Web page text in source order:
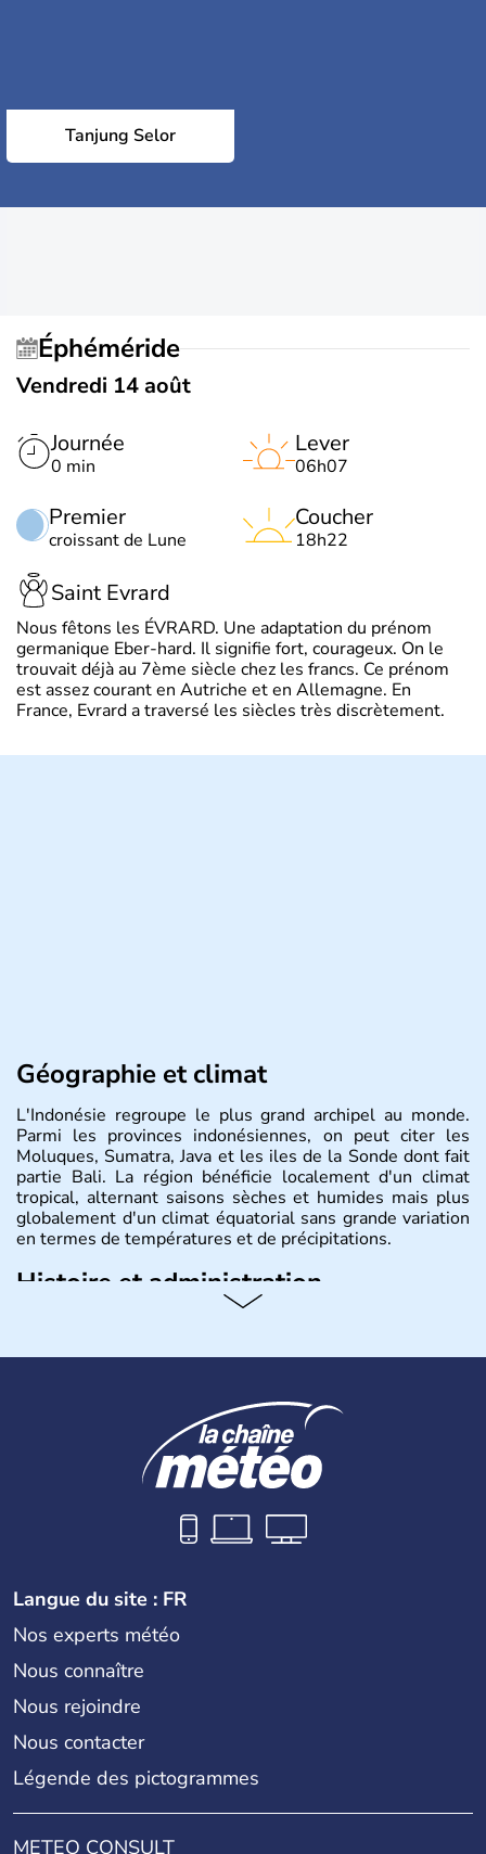
Tanjung Selor
Éphéméride
Vendredi 14 août
Journée
0 min
Premier
croissant de Lune
Lever
06h07
Coucher
18h22
Saint Evrard
Nous fêtons les ÉVRARD. Une adaptation du prénom
germanique Eber-hard. Il signifie fort, courageux. On le
trouvait déjà au 7ème siècle chez les francs. Ce prénom
est assez courant en Autriche et en Allemagne. En
France, Evrard a traversé les siècles très discrètement.
Géographie et climat
L'Indonésie regroupe le plus grand archipel au monde.
Parmi les provinces indonésiennes, on peut citer les
Moluques, Sumatra, Java et les iles de la Sonde dont fait
partie Bali. La région bénéficie localement d'un climat
tropical, alternant saisons sèches et humides mais plus
globalement d'un climat équatorial sans grande variation
en termes de températures et de précipitations.
Histoire et administration
6000 sont habitées. C'est en 1945 que son
200 millions d'habitants, élevés dans le respect des
cultures et le culte du corps, notamment au travers des
célèbres danses indonésiennes.
Langue du site : FR
Nos experts météo
Nous connaître
Nous rejoindre
Nous contacter
Légende des pictogrammes
METEO CONSULT